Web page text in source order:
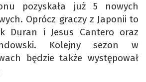
pozyskała już 5 nowych
Oprócz graczy z Japonii to
Duran i Jesus Cantero oraz
Kolejny sezon w
będzie także występował